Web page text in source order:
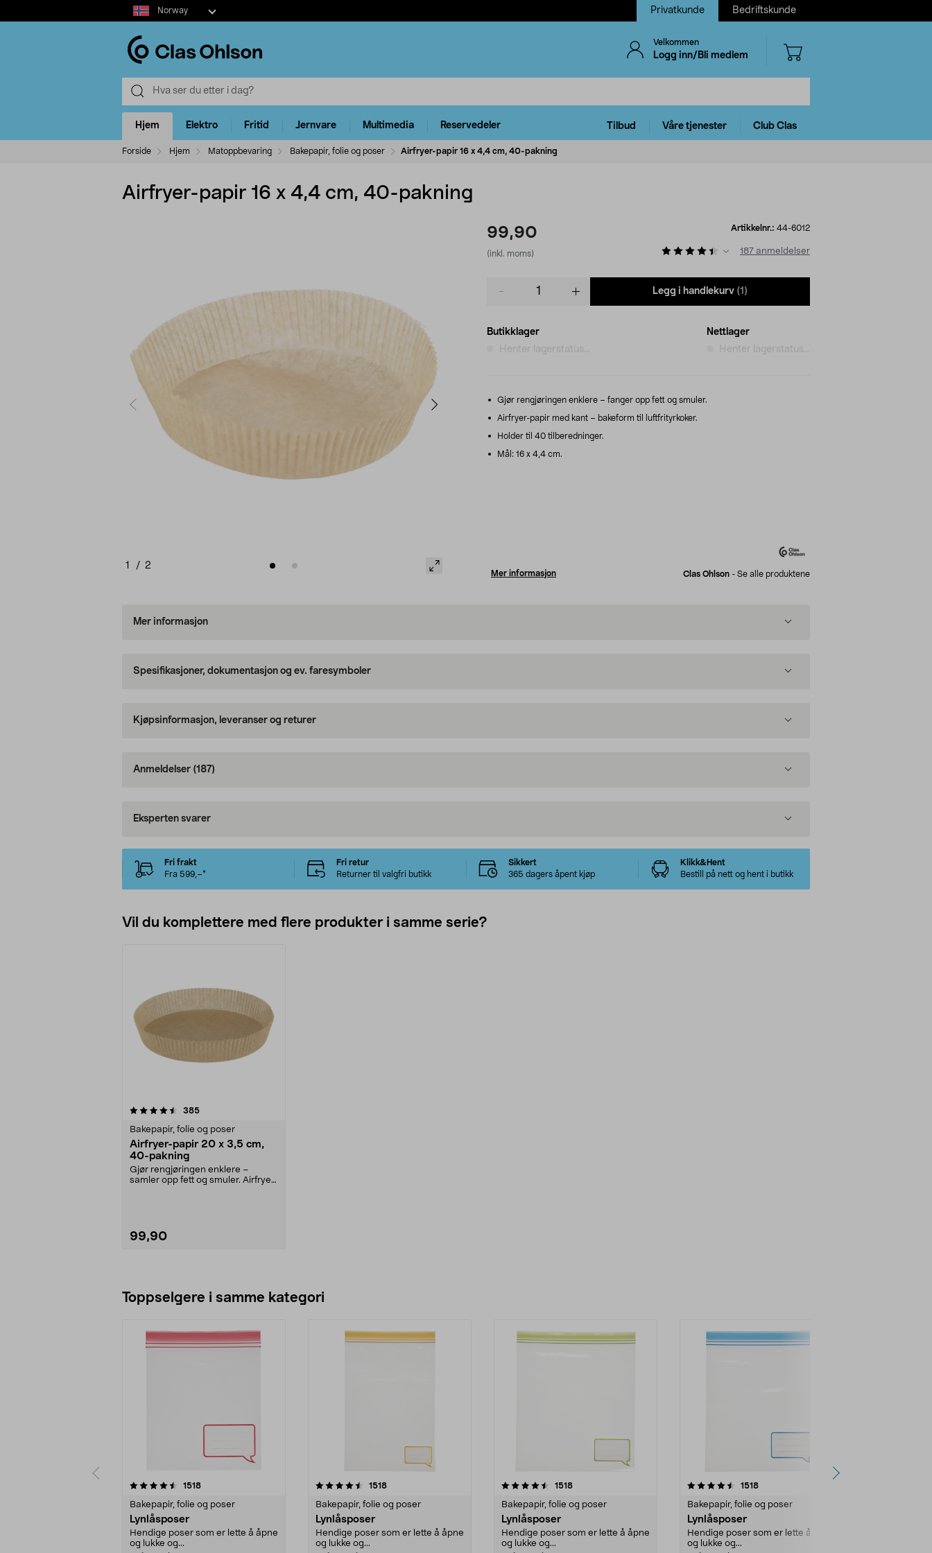
Select
market
Norway Privatkunde Bedriftskunde
Velkommen
Logg inn/Bli medlem
Hjem Elektro Fritid Jernvare Multimedia Reservedeler Tilbud Våre tjenester Club Clas
Forside Hjem Matoppbevaring Bakepapir, folie og poser Airfryer-papir 16 x 4,4 cm, 40-pakning
Airfryer-papir 16 x 4,4 cm, 40-pakning
1 / 2
99,90
(inkl. moms)
Artikkelnr.: 44-6012
187 anmeldelser
Legg i handlekurv (1)
Butikklager
Henter lagerstatus...
Nettlager
Henter lagerstatus...
Gjør rengjøringen enklere – fanger opp fett og smuler.
Airfryer-papir med kant – bakeform til luftfrityrkoker.
Holder til 40 tilberedninger.
Mål: 16 x 4,4 cm.
Mer informasjon Clas Ohlson - Se alle produktene
Mer informasjon
Spesifikasjoner, dokumentasjon og ev. faresymboler
Kjøpsinformasjon, leveranser og returer
Anmeldelser (187)
Eksperten svarer
Fri frakt
Fra 599,–*
Fri retur
Returner til valgfri butikk
Sikkert
365 dagers åpent kjøp
Klikk&Hent
Bestill på nett og hent i butikk
Vil du komplettere med flere produkter i samme serie?
385anmeldelser
Bakepapir, folie og poser
Airfryer-papir 20 x 3,5 cm,
40-pakning
Gjør rengjøringen enklere –
samler opp fett og smuler. Airfryer-
99,90
Toppselgere i samme kategori
1518anmeldelser
Bakepapir, folie og poser
Lynlåsposer
Hendige poser som er lette å åpne
og lukke og...
4.5 av 5 stjerner 1518anmeldelser
Bakepapir, folie og poser
Lynlåsposer
Hendige poser som er lette å åpne
og lukke og...
4.5 av 5 stjerner 1518anmeldelser
Bakepapir, folie og poser
Lynlåsposer
Hendige poser som er lette å åpne
og lukke og...
4.5 av 5 stjerner 1518anmeldelser
Bakepapir, folie og poser
Lynlåsposer
Hendige poser som er lette å åpne
og lukke og...
4.5 av 5 stjerner